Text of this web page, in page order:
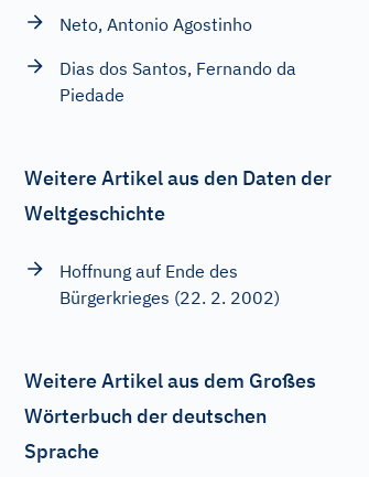
Neto, Antonio Agostinho
Dias dos Santos, Fernando da
Piedade
Weitere Artikel aus den Daten der
Weltgeschichte
Hoffnung auf Ende des
Bürgerkrieges (22. 2. 2002)
Weitere Artikel aus dem Großes
Wörterbuch der deutschen
Sprache